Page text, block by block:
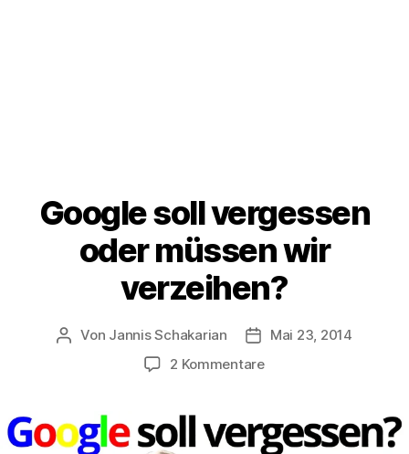
Google soll vergessen
oder müssen wir
verzeihen?
Beitragsautor
Von Jannis Schakarian
Mai 23, 2014
2 Kommentarezu
vergessen
oder